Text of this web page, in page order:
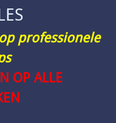
professionele
OP ALLE